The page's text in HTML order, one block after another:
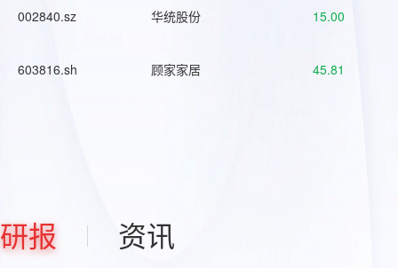
002840.sz 华统股份 15.00
603816.sh 顾家家居 45.81
研报 资讯